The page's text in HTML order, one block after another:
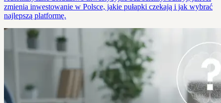
zmienia inwestowanie w Polsce, jakie pułapki czekają i jak wybrać
najlepszą platformę.